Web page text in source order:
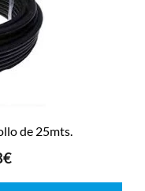
de 25mts.
€